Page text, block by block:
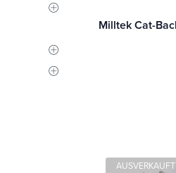
AUSVERKAUFT